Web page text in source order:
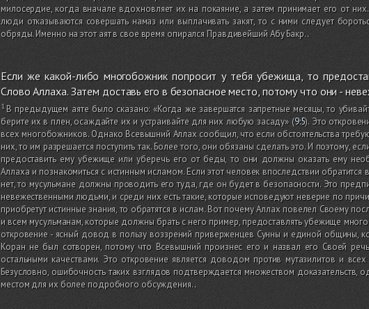
милосердие, когда вначале вдохновляет их на покаяние, а затем принимает его от
люди отказываются совершать намаз или выплачивать закят, то с ними следует
обряды. Именно на этот аят в свое время опирался Правдивейший Абу Бакр..
Если же какой-либо многобожник попросит у тебя убежища, то
Слово Аллаха. Затем доставь его в безопасное место, потому что они -
В предыдущем аяте было сказано: «Когда же завершатся запретные месяцы, то
берите их в плен, осаждайте их и устраивайте для них любую засаду» (9:5). Это
всех многобожников. Однако Всевышний Аллах сообщил, что если обстоятельства
них, то им разрешается поступить так. Более того, они обязаны сделать это. И поэтому,
предоставить ему убежище или уберечь его от беды, то они должны оказать ему
Аллаха и познакомиться с истинным исламом. Если этот человек впоследствии
нет, то мусульмане должны проводить его туда, где он будет в безопасности. Это
невежественными людьми, и среди них есть такие, которые исповедуют неверие по
приобретут истинные знания, то обратятся в ислам. Вот почему Аллах повелел Своему
и всем мусульманам, которые должны брать с него пример, предоставлять убежище
откровение - ясный довод в пользу воззрений приверженцев Сунны и единой общины,
Коран не был сотворен, потому что Всевышний произнес его и назвал его Своей
остальными качествами. Это откровение является доводом против мутазилитов и
Безусловно, ошибочность таких взглядов подтверждается множеством доказательств,
местом для их более подробного обсуждения..